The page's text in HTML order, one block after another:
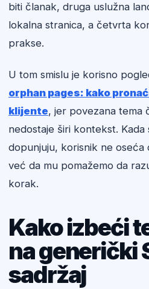
biti članak, druga uslužna
lokalna stranica, a četvrta
prakse.
U tom smislu je korisno
orphan pages: kako
klijente, jer povezana tema
nedostaje širi kontekst.
dopunjuju, korisnik ne oseća
već da mu pomažemo da
korak.
Kako izbeći
na generički
sadržaj